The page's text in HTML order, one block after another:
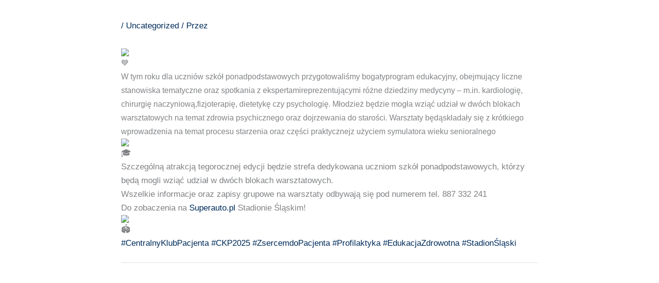
/ Uncategorized / Przez
W tym roku dla uczniów szkół ponadpodstawowych przygotowaliśmy bogatyprogram edukacyjny, obejmujący liczne
stanowiska tematyczne oraz spotkania z ekspertamireprezentującymi różne dziedziny medycyny – m.in. kardiologię,
chirurgię naczyniową,fizjoterapię, dietetykę czy psychologię. Młodzież będzie mogła wziąć udział w dwóch blokach
warsztatowych na temat zdrowia psychicznego oraz dojrzewania do starości. Warsztaty będąskładały się z krótkiego
wprowadzenia na temat procesu starzenia oraz części praktycznejz użyciem symulatora wieku senioralnego
Szczególną atrakcją tegorocznej edycji będzie strefa dedykowana uczniom szkół ponadpodstawowych, którzy
będą mogli wziąć udział w dwóch blokach warsztatowych.
Wszelkie informacje oraz zapisy grupowe na warsztaty odbywają się pod numerem tel. 887 332 241
Do zobaczenia na Superauto.pl Stadionie Śląskim!
#CentralnyKlubPacjenta #CKP2025 #ZsercemdoPacjenta #Profilaktyka #EdukacjaZdrowotna #StadionŚląski